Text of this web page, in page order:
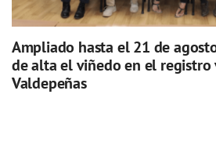
Ampliado hasta el 21 de
de alta el viñedo en el registro
Valdepeñas